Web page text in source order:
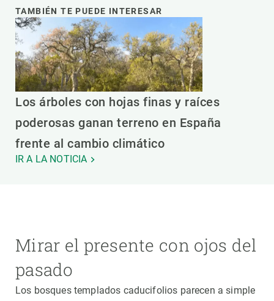
TAMBIÉN TE PUEDE INTERESAR
Los árboles con hojas finas y raíces
poderosas ganan terreno en España
frente al cambio climático
IR A LA NOTICIA
Mirar el presente con ojos del
pasado
Los bosques templados caducifolios parecen a simple